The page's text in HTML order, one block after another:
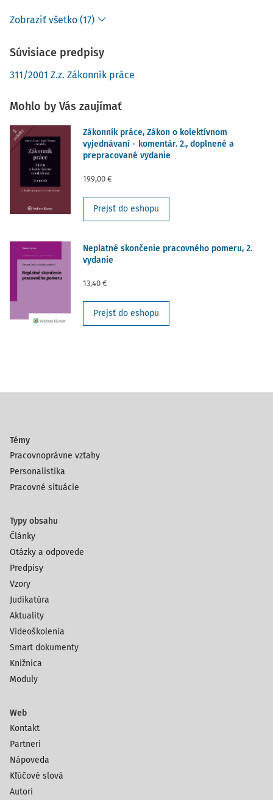
Zobraziť všetko (17)
Súvisiace predpisy
311/2001 Z.z. Zákonník práce
Mohlo by Vás zaujímať
Zákonník práce, Zákon o kolektívnom
vyjednávaní - komentár. 2., doplnené a
prepracované vydanie
199,00 €
Prejsť do eshopu
Neplatné skončenie pracovného pomeru, 2.
vydanie
13,40 €
Prejsť do eshopu
Témy
Pracovnoprávne vzťahy
Personalistika
Pracovné situácie
Typy obsahu
Články
Otázky a odpovede
Predpisy
Vzory
Judikatúra
Aktuality
Videoškolenia
Smart dokumenty
Knižnica
Moduly
Web
Kontakt
Partneri
Nápoveda
Kľúčové slová
Autori